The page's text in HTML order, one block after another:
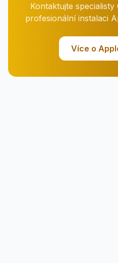
Kontaktujte
profesionální instalaci
Více o